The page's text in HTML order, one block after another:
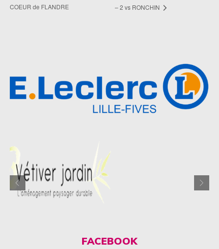
COEUR de FLANDRE
– 2 vs RONCHIN
FACEBOOK